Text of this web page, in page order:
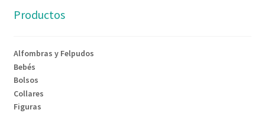
Productos
Alfombras y Felpudos
Bebés
Bolsos
Collares
Figuras